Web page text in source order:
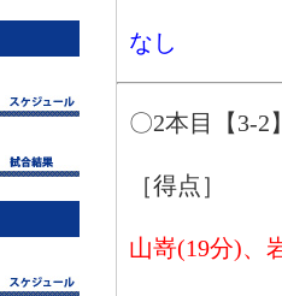
なし
〇2本目【3-2
［得点］
山嵜(19分)、